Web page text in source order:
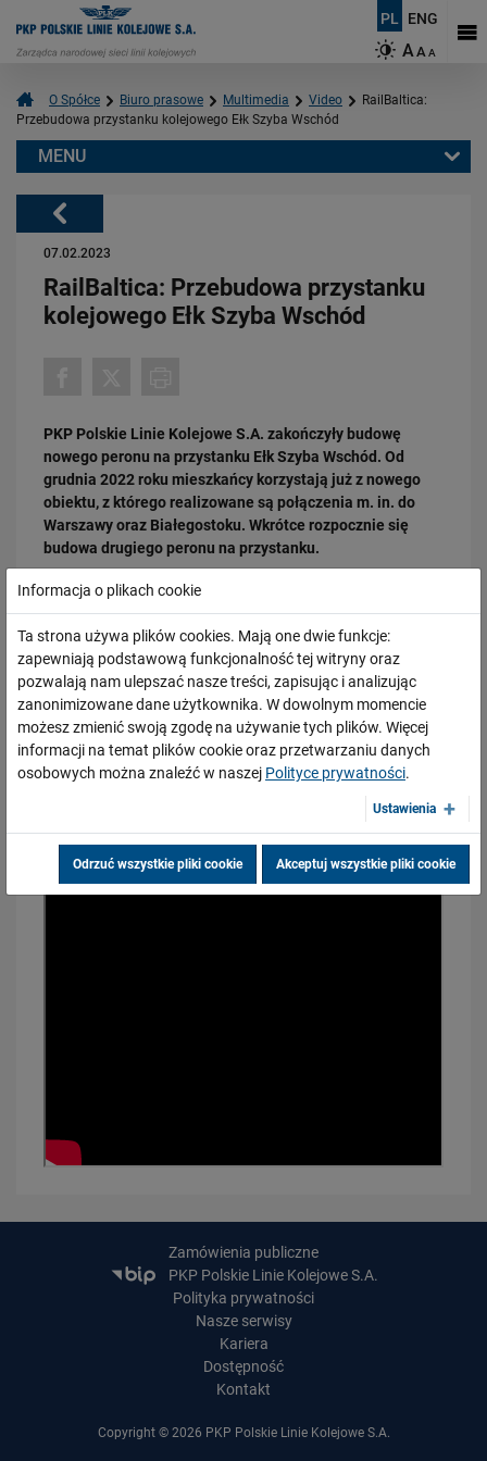
PL ENG
AAA
O Spółce Biuro prasowe Multimedia Video
RailBaltica:
Przebudowa przystanku kolejowego Ełk Szyba Wschód
Powrót
07.02.2023
RailBaltica: Przebudowa przystanku
kolejowego Ełk Szyba Wschód
PKP Polskie Linie Kolejowe S.A. zakończyły budowę
nowego peronu na przystanku Ełk Szyba Wschód. Od
grudnia 2022 roku mieszkańcy korzystają już z nowego
obiektu, z którego realizowane są połączenia m. in. do
Warszawy oraz Białegostoku. Wkrótce rozpocznie się
budowa drugiego peronu na przystanku.
Prace w Ełku realizowane są w ramach modernizacji
polskiego odcinka międzynarodowej linii kolejowej Rail
Baltica.
Wersja filmu z audiodeskrypcją dla osób niewidomych i
niedowidzących pod linkiem:
https://youtu.be/nfzzHn1KavY
MENU
PRZECZYTAJ
17.02.2026
Zmieniamy linię kolejową Warszawa Wawer – Otwock!
PRZECZYTAJ
Zamówienia publiczne
PKP Polskie Linie Kolejowe S.A.
Polityka prywatności
Nasze serwisy
Kariera
Dostępność
Kontakt
Copyright © 2026 PKP Polskie Linie Kolejowe S.A.
Informacja o plikach cookie
Ta strona używa plików cookies. Mają one dwie funkcje:
zapewniają podstawową funkcjonalność tej witryny oraz
pozwalają nam ulepszać nasze treści, zapisując i analizując
zanonimizowane dane użytkownika. W dowolnym momencie
możesz zmienić swoją zgodę na używanie tych plików. Więcej
informacji na temat plików cookie oraz przetwarzaniu danych
osobowych można znaleźć w naszej Polityce prywatności.
Ustawienia
Odrzuć wszystkie pliki cookie Akceptuj wszystkie pliki cookie